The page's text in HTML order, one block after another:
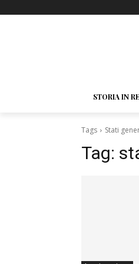
STORIA IN
Tags Stati
Tag: